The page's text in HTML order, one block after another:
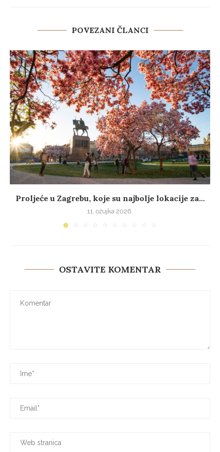
POVEZANI ČLANCI
Proljeće u Zagrebu, koje su najbolje lokacije za...
11. ožujka 2026.
OSTAVITE KOMENTAR